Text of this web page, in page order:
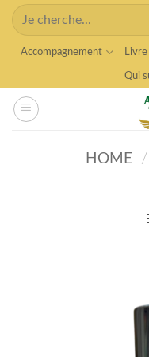
Skip
content
Search
for:
Accompagnement Livre
Qui
HOME /